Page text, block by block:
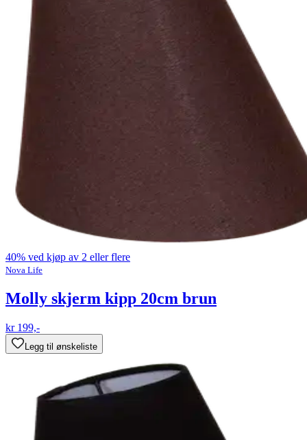
40% ved kjøp av 2 eller flere
Nova Life
Molly skjerm kipp 20cm brun
kr 199,-
Legg til ønskeliste